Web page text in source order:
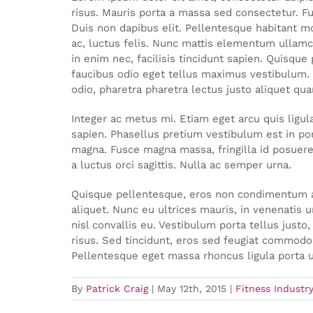
risus. Mauris porta a massa sed consectetur.
Duis non dapibus elit. Pellentesque habitant
ac, luctus felis. Nunc mattis elementum
in enim nec, facilisis tincidunt sapien.
faucibus odio eget tellus maximus
odio, pharetra pharetra lectus justo aliquet
Integer ac metus mi. Etiam eget arcu quis
sapien. Phasellus pretium vestibulum est in
magna. Fusce magna massa, fringilla id
a luctus orci sagittis. Nulla ac semper urna.
Quisque pellentesque, eros non
aliquet. Nunc eu ultrices mauris, in venenatis
nisl convallis eu. Vestibulum porta tellus
risus. Sed tincidunt, eros sed feugiat
Pellentesque eget massa rhoncus ligula porta
By Patrick Craig | May 12th, 2015 | Fitness Industry